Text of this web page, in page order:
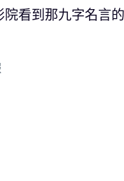
院看到那九字名言